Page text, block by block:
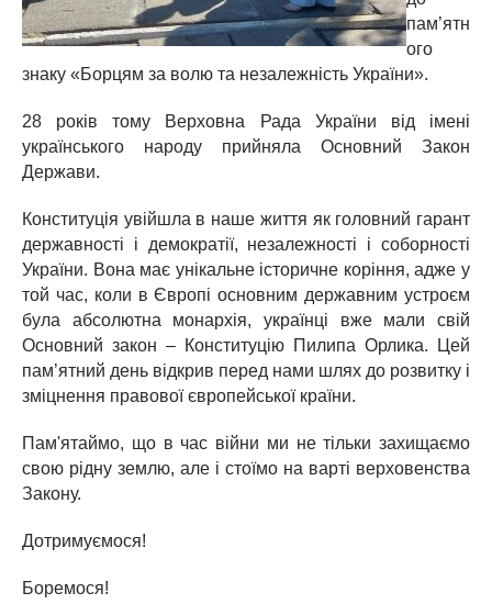
пам’ятн
ого
знаку «Борцям за волю та незалежність України».
28 років тому Верховна Рада України від імені
українського народу прийняла Основний Закон
Держави.
Конституція увійшла в наше життя як головний гарант
державності і демократії, незалежності і соборності
України. Вона має унікальне історичне коріння, адже у
той час, коли в Європі основним державним устроєм
була абсолютна монархія, українці вже мали свій
Основний закон – Конституцію Пилипа Орлика. Цей
пам’ятний день відкрив перед нами шлях до розвитку і
зміцнення правової європейської країни.
Пам'ятаймо, що в час війни ми не тільки захищаємо
свою рідну землю, але і стоїмо на варті верховенства
Закону.
Дотримуємося!
Боремося!